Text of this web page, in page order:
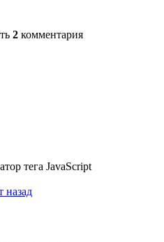
2 комментария
тега JavaScript
назад